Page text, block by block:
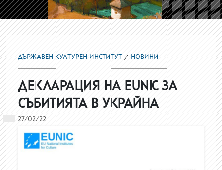
ДЪРЖАВЕН КУЛТУРЕН ИНСТИТУТ НОВИНИ
ДЕКЛАРАЦИЯ НА EUNIC ЗА
СЪБИТИЯТА В УКРАЙНА
27/02/22